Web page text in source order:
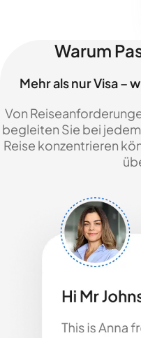
Warum
Mehr als nur Visa –
Von
begleiten Sie bei
Reise konzentrieren